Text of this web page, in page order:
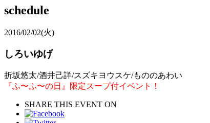
schedule
2016/02/02(火)
しろいゆげ
折坂悠太/酒井己詳/スズキヨウスケ/もののあわい
『ふ〜ふ〜の日』限定スープ付イベント！
SHARE THIS EVENT ON